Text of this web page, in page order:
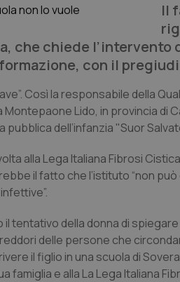
Il
che chiede
con il
Così la responsabile della
Lido, in provincia di
pubblica dell’infanzia "Suor
alla Lega Italiana Fibrosi
il fatto che l’istituto “non
tentativo della donna di
delle persone che
il figlio in una scuola di
famiglia e alla La Lega Italiana